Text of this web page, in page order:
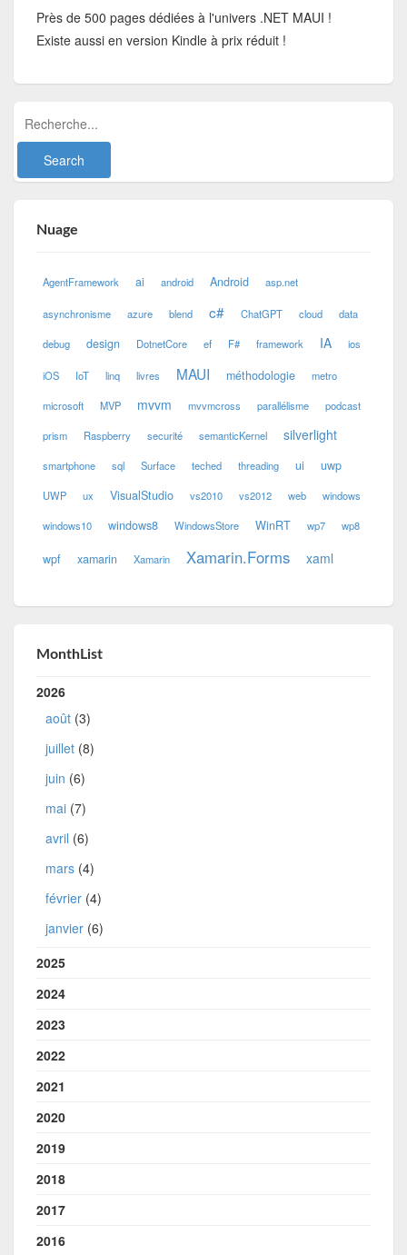
Près de 500 pages dédiées à l'univers .NET MAUI !
Existe aussi en version Kindle à prix réduit !
Nuage
AgentFramework ai android Android asp.net
asynchronisme azure blend c# ChatGPT cloud data
debug design DotnetCore ef F# framework IA ios
iOS IoT linq livres MAUI méthodologie metro
microsoft MVP mvvm mvvmcross parallélisme podcast
prism Raspberry securité semanticKernel silverlight
smartphone sql Surface teched threading ui uwp
UWP ux VisualStudio vs2010 vs2012 web windows
windows10 windows8 WindowsStore WinRT wp7 wp8
wpf xamarin Xamarin Xamarin.Forms xaml
MonthList
2026
août (3)
juillet (8)
juin (6)
mai (7)
avril (6)
mars (4)
février (4)
janvier (6)
2025
2024
2023
2022
2021
2020
2019
2018
2017
2016